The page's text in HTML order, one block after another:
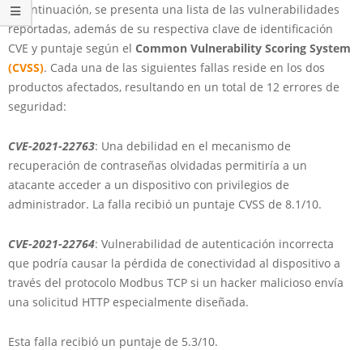
A continuación, se presenta una lista de las vulnerabilidades
reportadas, además de su respectiva clave de identificación
CVE y puntaje según el Common Vulnerability Scoring System
(CVSS). Cada una de las siguientes fallas reside en los dos
productos afectados, resultando en un total de 12 errores de
seguridad:
CVE-2021-22763: Una debilidad en el mecanismo de
recuperación de contraseñas olvidadas permitiría a un
atacante acceder a un dispositivo con privilegios de
administrador. La falla recibió un puntaje CVSS de 8.1/10.
CVE-2021-22764: Vulnerabilidad de autenticación incorrecta
que podría causar la pérdida de conectividad al dispositivo a
través del protocolo Modbus TCP si un hacker malicioso envía
una solicitud HTTP especialmente diseñada.
Esta falla recibió un puntaje de 5.3/10.